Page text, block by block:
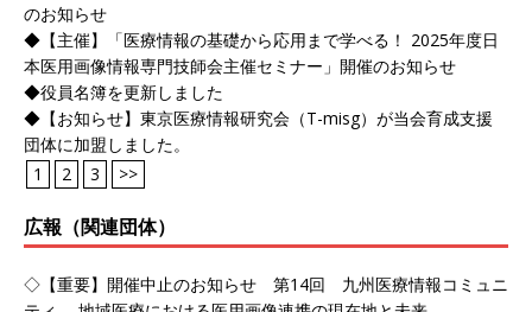
のお知らせ
◆【主催】「医療情報の基礎から応用まで学べる！ 2025年度日
本医用画像情報専門技師会主催セミナー」開催のお知らせ
◆役員名簿を更新しました
◆【お知らせ】東京医療情報研究会（T-misg）が当会育成支援
団体に加盟しました。
1
2 3 >>
広報（関連団体）
◇【重要】開催中止のお知らせ 第14回 九州医療情報コミュニ